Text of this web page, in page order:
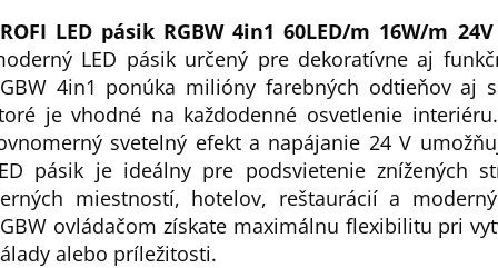
LED pásik RGBW 4in1 60LED/m 16W/m
LED pásik určený pre dekoratívne aj
4in1 ponúka milióny farebných odtieňov aj
je vhodné na každodenné osvetlenie
svetelný efekt a napájanie 24 V
pásik je ideálny pre podsvietenie znížených
miestností, hotelov, reštaurácií a
ovládačom získate maximálnu flexibilitu pri
alebo príležitosti.